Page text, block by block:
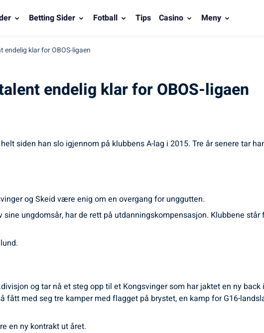
Betting Sider Fotball Tips Casino Meny
klar for OBOS-ligaen
endelig klar for OBOS-ligaen
siden han slo igjennom på klubbens A-lag i 2015. Tre år senere tar
og Skeid være enig om en overgang for unggutten.
ungdomsår, har de rett på utdanningskompensasjon. Klubbene
og tar nå et steg opp til et Kongsvinger som har jaktet en ny
fått med seg tre kamper med flagget på brystet, en kamp for G16-
en ny kontrakt ut året.